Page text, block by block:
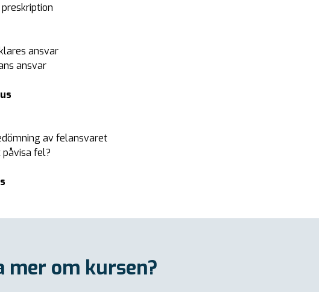
ansvar
ansvar
av felansvaret
fel?
mer om kursen?